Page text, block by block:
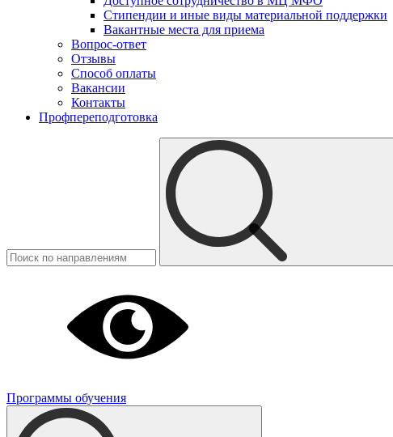
Стипендии и иные виды материальной поддержки
Вакантные места для приема
Вопрос-ответ
Отзывы
Способ оплаты
Вакансии
Контакты
Профпереподготовка
Программы обучения